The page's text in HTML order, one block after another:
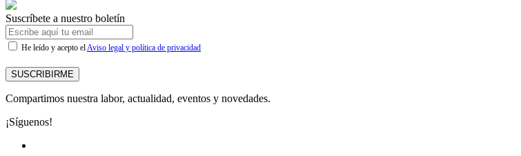
Suscríbete a nuestro boletín
He leído y acepto elAviso legal y política de privacidad
SUSCRIBIRME
Compartimos nuestra labor, actualidad, eventos y novedades.
¡Síguenos!